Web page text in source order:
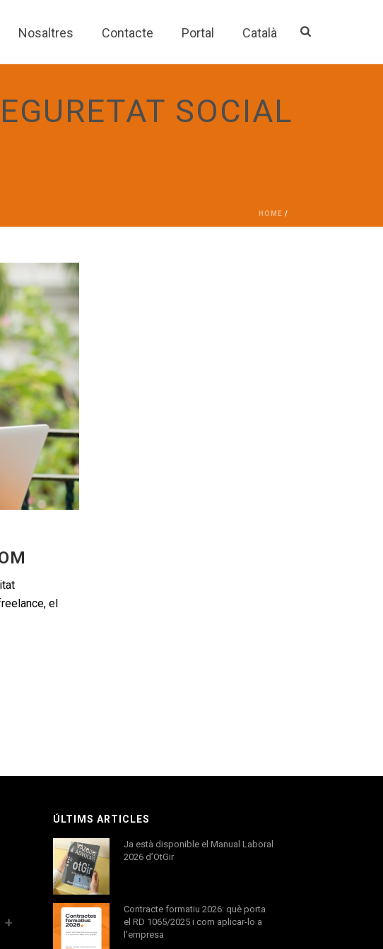
Nosaltres Contacte Portal Català
SOCIAL
HOME /
el
ÚLTIMS ARTICLES
Ja està disponible el Manual Laboral
2026 d’OtGir
Contracte formatiu 2026: què porta
el RD 1065/2025 i com aplicar-lo a
l’empresa